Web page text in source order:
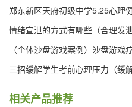
郑东新区天府初级中学5.25心理
情绪宣泄的方式有哪些（合理发
（个体沙盘游戏案例）沙盘游戏
三招缓解学生考前心理压力（缓
相关产品推荐